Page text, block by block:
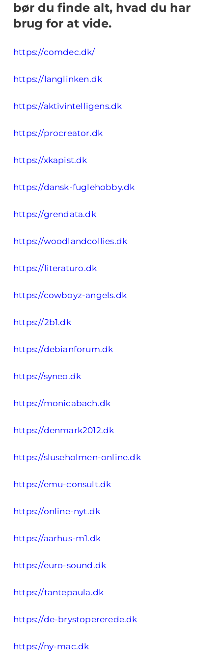
bør du finde alt, hvad du har
brug for at vide.
https://comdec.dk/
https://langlinken.dk
https://aktivintelligens.dk
https://procreator.dk
https://xkapist.dk
https://dansk-fuglehobby.dk
https://grendata.dk
https://woodlandcollies.dk
https://literaturo.dk
https://cowboyz-angels.dk
https://2b1.dk
https://debianforum.dk
https://syneo.dk
https://monicabach.dk
https://denmark2012.dk
https://sluseholmen-online.dk
https://emu-consult.dk
https://online-nyt.dk
https://aarhus-m1.dk
https://euro-sound.dk
https://tantepaula.dk
https://de-brystopererede.dk
https://ny-mac.dk